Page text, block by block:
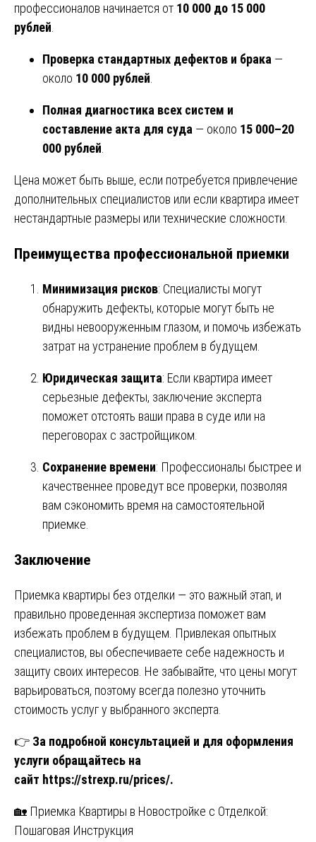
профессионалов начинается от 10 000 до 15 000
рублей
Проверка стандартных дефектов и брака —
около 10 000 рублей
Полная диагностика всех систем и
составление акта для суда — около 15 000–20
000 рублей
Цена может быть выше, если потребуется привлечение
дополнительных специалистов или если квартира имеет
нестандартные размеры или технические сложности.
Преимущества профессиональной приемки
Минимизация рисков: Специалисты могут
обнаружить дефекты, которые могут быть не
видны невооруженным глазом, и помочь избежать
затрат на устранение проблем в будущем.
Юридическая защита: Если квартира имеет
серьезные дефекты, заключение эксперта
поможет отстоять ваши права в суде или на
переговорах с застройщиком.
Сохранение времени: Профессионалы быстрее и
качественнее проведут все проверки, позволяя
вам сэкономить время на самостоятельной
приемке.
Заключение
Приемка квартиры без отделки — это важный этап, и
правильно проведенная экспертиза поможет вам
избежать проблем в будущем. Привлекая опытных
специалистов, вы обеспечиваете себе надежность и
защиту своих интересов. Не забывайте, что цены могут
варьироваться, поэтому всегда полезно уточнить
стоимость услуг у выбранного эксперта.
👉 За подробной консультацией и для оформления
услуги обращайтесь на
сайт https://strexp.ru/prices/.
Навигация
🏡 Приемка Квартиры в Новостройке с Отделкой:
Пошаговая Инструкция